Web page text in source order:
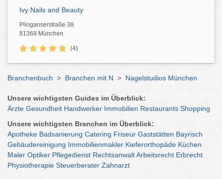
Ivy Nails and Beauty
Plinganserstraße 38
81369 München
(4)
Branchenbuch > Branchen mit N > Nagelstudios München
Unsere wichtigsten Guides im Überblick:
Ärzte Gesundheit Handwerker Immobilien Restaurants Shopping
Unsere wichtigsten Branchen im Überblick:
Apotheke Badsanierung Catering Friseur Gaststätten Bayrisch
Gebäudereinigung Immobilienmakler Kieferorthopäde Küchen
Maler Optiker Pflegedienst RechtsanwaltArbeitsrecht Erbrecht
Physiotherapie Steuerberater Zahnarzt